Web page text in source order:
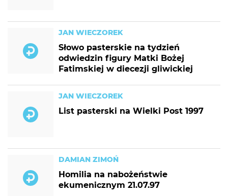
JAN WIECZOREK
Słowo pasterskie na tydzień
odwiedzin figury Matki Bożej
Fatimskiej w diecezji gliwickiej
JAN WIECZOREK
List pasterski na Wielki Post 1997
DAMIAN ZIMOŃ
Homilia na nabożeństwie
ekumenicznym 21.07.97